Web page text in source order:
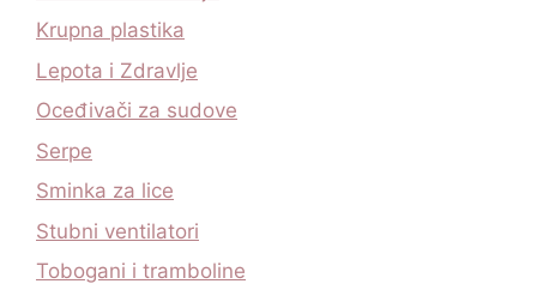
Krupna plastika
Lepota i Zdravlje
Oceđivači za sudove
Serpe
Sminka za lice
Stubni ventilatori
Tobogani i tramboline